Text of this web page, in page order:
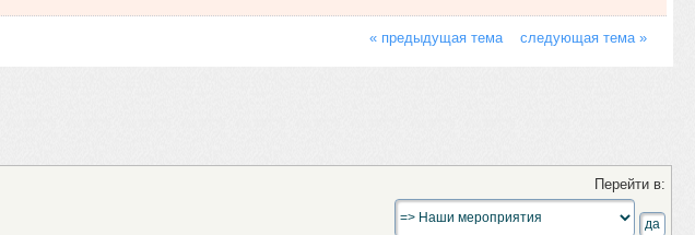
« предыдущая тема следующая тема »
Перейти в: